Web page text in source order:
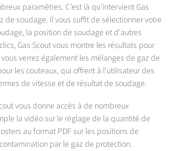
paramètres. C'est là qu'intervient Gas
de soudage. Il vous suffit de sélectionner votre
la position de soudage et d'autres
Gas Scout vous montre les résultats pour
verrez également les mélanges de gaz de
les couteaux, qui offrent à l'utilisateur des
de vitesse et de résultat de soudage.
vous donne accès à de nombreux
la vidéo sur le réglage de la quantité de
au format PDF sur les positions de
par le gaz de protection.